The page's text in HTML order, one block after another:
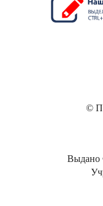
©
Выдано